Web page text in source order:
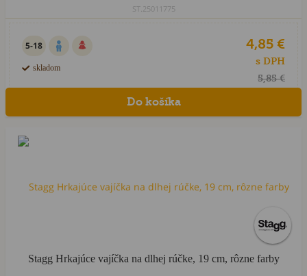
ST.25011775
5-18
skladom
4,85 €
s DPH
5,85 €
Stagg Hrkajúce vajíčka na dlhej rúčke, 19 cm, rôzne farby